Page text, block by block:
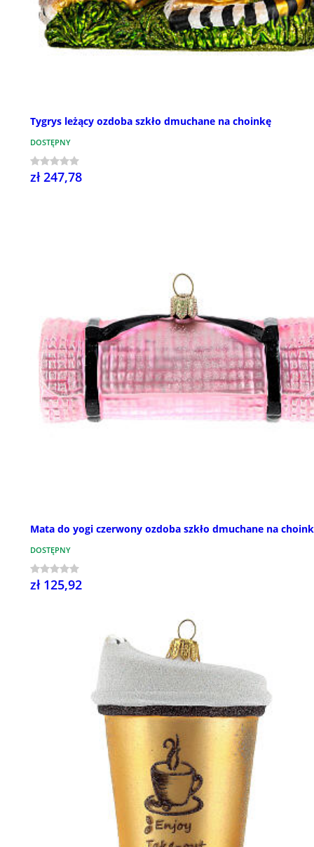
Tygrys leżący ozdoba szkło dmuchane na choinkę
DOSTĘPNY
zł 247,78
Mata do yogi czerwony ozdoba szkło dmuchane na
DOSTĘPNY
zł 125,92